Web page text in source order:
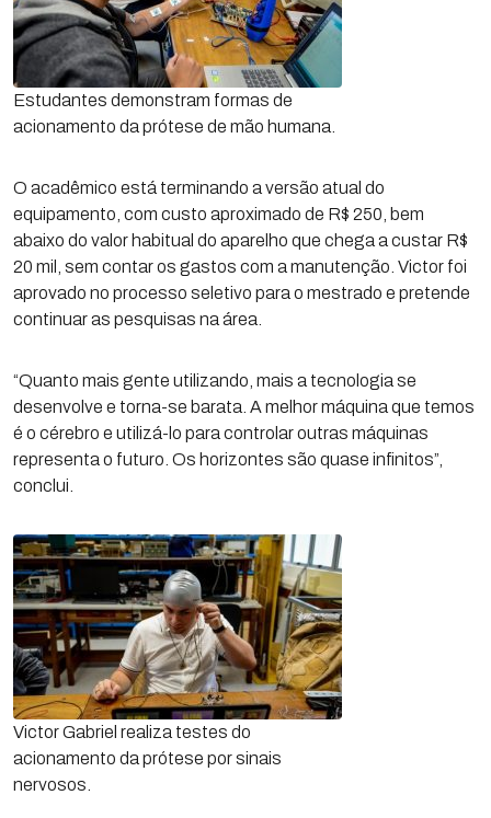
Estudantes demonstram formas de
acionamento da prótese de mão humana.
O acadêmico está terminando a versão atual do
equipamento, com custo aproximado de R$ 250, bem
abaixo do valor habitual do aparelho que chega a custar R$
20 mil, sem contar os gastos com a manutenção. Victor foi
aprovado no processo seletivo para o mestrado e pretende
continuar as pesquisas na área.
“Quanto mais gente utilizando, mais a tecnologia se
desenvolve e torna-se barata. A melhor máquina que temos
é o cérebro e utilizá-lo para controlar outras máquinas
representa o futuro. Os horizontes são quase infinitos”,
conclui.
Victor Gabriel realiza testes do
acionamento da prótese por sinais
nervosos.